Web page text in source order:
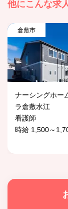
他にこんな求
倉敷市
ナーシングホ
ラ倉敷水江
看護師
時給 1,500～